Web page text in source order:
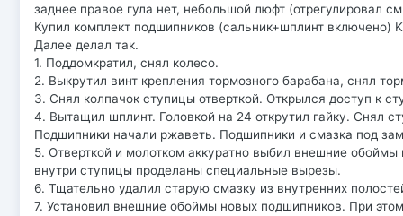
заднее правое гула нет, небольшой люфт (отрегулировал
Купил комплект подшипников (сальник+шплинт включено)
Далее делал так.
1. Поддомкратил, снял колесо.
2. Выкрутил винт крепления тормозного барабана, снял
3. Снял колпачок ступицы отверткой. Открылся доступ к
4. Вытащил шплинт. Головкой на 24 открутил гайку. Снял
Подшипники начали ржаветь. Подшипники и смазка под
5. Отверткой и молотком аккуратно выбил внешние
внутри ступицы проделаны специальные вырезы.
6. Тщательно удалил старую смазку из внутренних
7. Установил внешние обоймы новых подшипников. При